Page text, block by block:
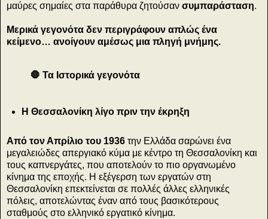
μαύρες σημαίες στα παράθυρα ζητούσαν συμπαράσταση.
Μερικά γεγονότα δεν περιγράφουν απλώς ένα
κείμενο… ανοίγουν αμέσως μια πληγή μνήμης.
🛑 Τα Ιστορικά γεγονότα
Η Θεσσαλονίκη λίγο πριν την έκρηξη
Από τον Απρίλιο του 1936 την Ελλάδα σαρώνει ένα
μεγαλειώδες απεργιακό κύμα με κέντρο τη Θεσσαλονίκη και
τους καπνεργάτες, που αποτελούν το πιο οργανωμένο
κίνημα της εποχής. Η εξέγερση των εργατών στη
Θεσσαλονίκη επεκτείνεται σε πολλές άλλες ελληνικές
πόλεις, αποτελώντας έναν από τους βασικότερους
σταθμούς στο ελληνικό εργατικό κίνημα.